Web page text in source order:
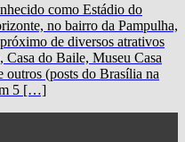
como Estádio do
no bairro da Pampulha,
de diversos atrativos
Casa do Baile, Museu Casa
outros (posts do Brasília na
5 […]